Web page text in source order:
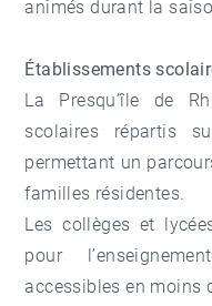
animés durant la
Établissements
La Presqu’île de
scolaires répartis
permettant un
familles résidentes.
Les collèges et
pour
accessibles en moins